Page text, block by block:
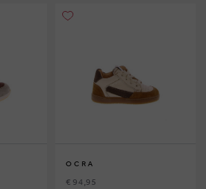
OCRA
€ 94,95